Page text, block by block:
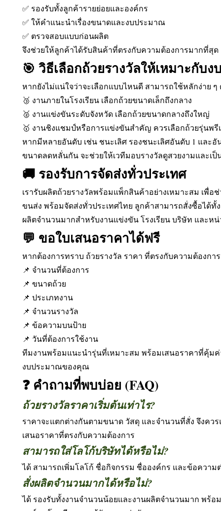
✅ รองรับทั้งลูกค้ารายย่อยและองค์กร
✅ ให้คำแนะนำเรื่องขนาดและงบประมาณ
✅ ตรวจสอบแบบก่อนผลิต
จึงช่วยให้ลูกค้าได้รับสินค้าที่ตรงกับความต้องการมากที่สุด
🎯 วิธีเลือกถ้วยรางวัลให้เหมาะกับ
หากยังไม่แน่ใจว่าจะเลือกแบบไหนดี สามารถใช้หลักง่าย ๆ
🥉 งานภายในโรงเรียน เลือกถ้วยขนาดเล็กถึงกลาง
🥈 งานแข่งขันระดับจังหวัด เลือกถ้วยขนาดกลางถึงใหญ่
🥇 งานชิงแชมป์หรือการแข่งขันสำคัญ ควรเลือกถ้วยรุ่นพรี
หากมีหลายอันดับ เช่น ชนะเลิศ รองชนะเลิศอันดับ 1 และ
ขนาดลดหลั่นกัน จะช่วยให้เวทีมอบรางวัลดูสวยงามและเ
🚚 รองรับการจัดส่งทั่วประเทศ
เรารับผลิตถ้วยรางวัลพร้อมแพ็กสินค้าอย่างเหมาะสม เพื่อ
ขนส่ง พร้อมจัดส่งทั่วประเทศไทย ลูกค้าสามารถสั่งซื้อได้ทั้
ผลิตจำนวนมากสำหรับงานแข่งขัน โรงเรียน บริษัท และห
💬 ขอใบเสนอราคาได้ฟรี
หากต้องการทราบ ถ้วยรางวัล ราคา ที่ตรงกับความต้องการ
📌 จำนวนที่ต้องการ
📌 ขนาดถ้วย
📌 ประเภทงาน
📌 จำนวนรางวัล
📌 ข้อความบนป้าย
📌 วันที่ต้องการใช้งาน
ทีมงานพร้อมแนะนำรุ่นที่เหมาะสม พร้อมเสนอราคาที่คุ้มค่
งบประมาณของคุณ
❓ คำถามที่พบบ่อย (FAQ)
ถ้วยรางวัลราคาเริ่มต้นเท่าไร?
ราคาจะแตกต่างกันตามขนาด วัสดุ และจำนวนที่สั่ง จึงควร
เสนอราคาที่ตรงกับความต้องการ
สามารถใส่โลโก้บริษัทได้หรือไม่?
ได้ สามารถเพิ่มโลโก้ ชื่อกิจกรรม ชื่อองค์กร และข้อความ
สั่งผลิตจำนวนมากได้หรือไม่?
ได้ รองรับทั้งงานจำนวนน้อยและงานผลิตจำนวนมาก พร้อ